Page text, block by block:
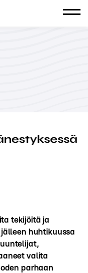
tekijöitä ja
huhtikuussa
valita
parhaan